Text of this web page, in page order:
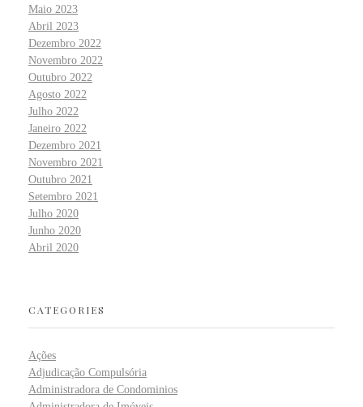
Maio 2023
Abril 2023
Dezembro 2022
Novembro 2022
Outubro 2022
Agosto 2022
Julho 2022
Janeiro 2022
Dezembro 2021
Novembro 2021
Outubro 2021
Setembro 2021
Julho 2020
Junho 2020
Abril 2020
CATEGORIES
Ações
Adjudicação Compulsória
Administradora de Condominios